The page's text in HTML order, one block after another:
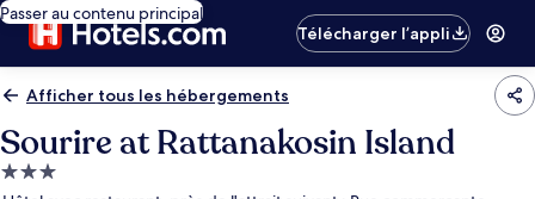
Passer au contenu principal
Télécharger l’appli
Afficher tous les hébergements
Sourire at Rattanakosin Island
Hébergement